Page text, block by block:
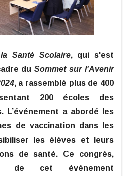
Santé Scolaire, qui s'est
duSommet sur l'Avenir
, a rassemblé plus de 400
200 écoles des
L’événement a abordé les
de vaccination dans les
les élèves et leurs
de santé. Ce congrès,
de cet événement